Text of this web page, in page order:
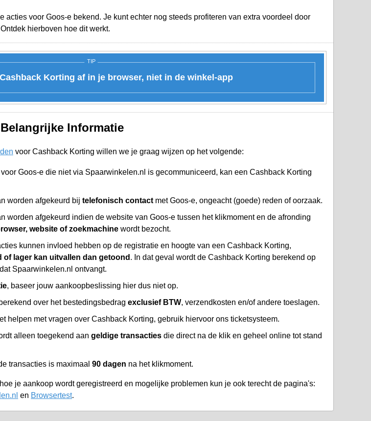
acties voor Goos-e bekend. Je kunt echter nog steeds profiteren van extra voordeel door
hierboven hoe dit werkt.
TIP
Korting af in je browser, niet in de winkel-app
Informatie
voor Cashback Korting willen we je graag wijzen op het volgende:
voor Goos-e die niet via Spaarwinkelen.nl is gecommuniceerd, kan een Cashback Korting
worden afgekeurd bij telefonisch contact met Goos-e, ongeacht (goede) reden of oorzaak.
worden afgekeurd indien de website van Goos-e tussen het klikmoment en de afronding
website of zoekmachine wordt bezocht.
kunnen invloed hebben op de registratie en hoogte van een Cashback Korting,
of lager kan uitvallen dan getoond . In dat geval wordt de Cashback Korting berekend op
Spaarwinkelen.nl ontvangt.
, baseer jouw aankoopbeslissing hier dus niet op.
over het bestedingsbedrag exclusief BTW, verzendkosten en/of andere toeslagen.
helpen met vragen over Cashback Korting, gebruik hiervoor ons ticketsysteem.
alleen toegekend aan geldige transacties die direct na de klik en geheel online tot stand
transacties is maximaal 90 dagen na het klikmoment.
je aankoop wordt geregistreerd en mogelijke problemen kun je ook terecht de pagina's:
en Browsertest.